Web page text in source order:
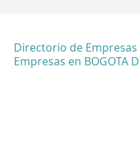
Directorio de Empresas
Empresas en BOGOTA